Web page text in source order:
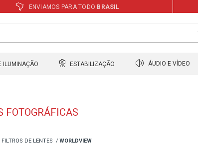
ENVIAMOS PARA TODO BRASIL
ILUMINAÇÃO ESTABILIZAÇÃO ÁUDIO E VÍDEO
FOTOGRÁFICAS
FILTROS DE LENTES WORLDVIEW